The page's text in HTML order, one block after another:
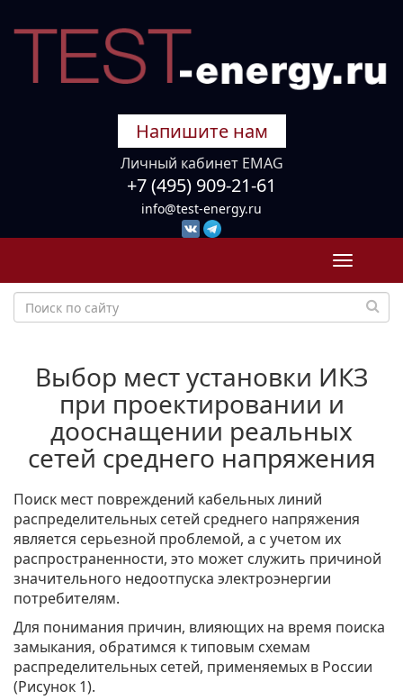
Напишите нам
Личный кабинет EMAG
+7 (495) 909-21-61
info@test-energy.ru
Toggle
Выбор мест установки ИКЗ
при проектировании и
дооснащении реальных
сетей среднего напряжения
Поиск мест повреждений кабельных линий
распределительных сетей среднего напряжения
является серьезной проблемой, а с учетом их
распространенности, это может служить причиной
значительного недоотпуска электроэнергии
потребителям.
Для понимания причин, влияющих на время поиска
замыкания, обратимся к типовым схемам
распределительных сетей, применяемых в России
(Рисунок 1).